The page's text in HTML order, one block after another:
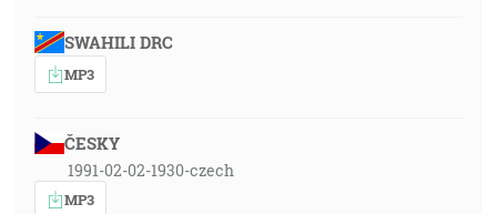
SWAHILI DRC
MP3
ČESKY
1991-02-02-1930-czech
MP3